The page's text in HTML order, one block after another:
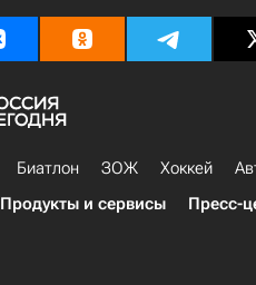
Биатлон ЗОЖ Хоккей
Продукты и сервисы Пресс-